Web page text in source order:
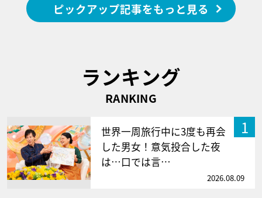
ピックアップ記事をもっと見る
ランキング
RANKING
1
世界一周旅行中に3度も再会
した男女！意気投合した夜
は…口では言…
2026.08.09